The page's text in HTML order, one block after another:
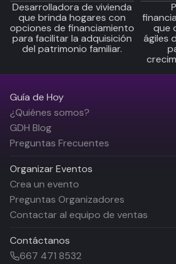
Desarrolladora de vivienda
que brinda hogares con
opciones de financiamiento
para facilitar la adquisición
del patrimonio familiar.
que
ágiles
Guía de Hoy
¿Quiénes somos?
GDH Blog
Preguntas Frecuentes
Organizar Eventos
Crea un evento
Preguntas Organizadores
Contactar al equipo de ventas
Contáctanos
667 471 8532